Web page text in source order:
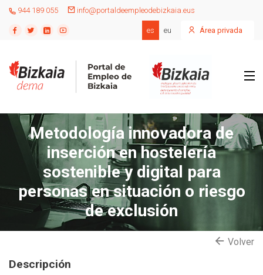
944 189 055 info@portaldeempleodebizkaia.eus
es eu Área privada
Metodología innovadora de
inserción en hostelería
sostenible y digital para
personas en situación o riesgo
de exclusión
Volver
Descripción